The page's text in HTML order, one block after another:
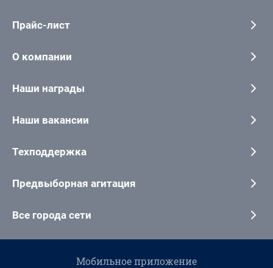
Прайс-лист
О компании
Наши награды
Наши вакансии
Техподдержка
Предвыборная агитация
Все города сети
Мобильное приложение